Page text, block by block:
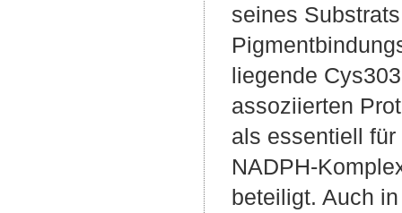
seines
liegende
assoziierten
als essentiell
NADPH-
beteiligt. Auch